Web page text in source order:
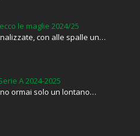
le maglie 2024/25
con alle spalle un…
A 2024-2025
ormai solo un lontano…